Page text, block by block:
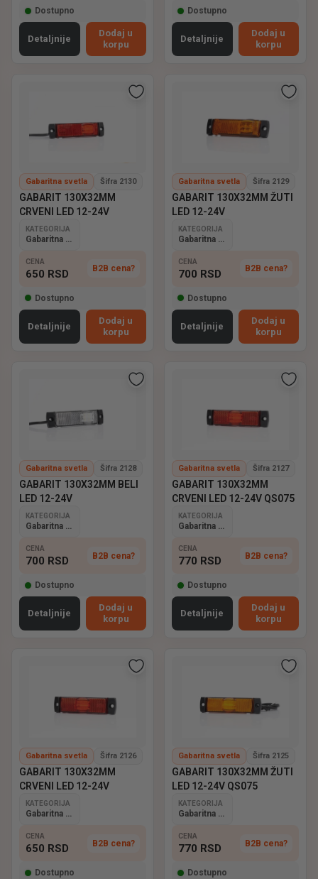
Dostupno
Detaljnije
Dodaj u
korpu
Dostupno
Detaljnije
Dodaj u
korpu
Gabaritna svetla Šifra 2130
GABARIT 130X32MM
CRVENI LED 12-24V
KATEGORIJA
Gabaritna svetla
CENA
650 RSD B2B cena?
Dostupno
Detaljnije
Dodaj u
korpu
Gabaritna svetla Šifra 2129
GABARIT 130X32MM ŽUTI
LED 12-24V
KATEGORIJA
Gabaritna svetla
CENA
700 RSD B2B cena?
Dostupno
Detaljnije
Dodaj u
korpu
Gabaritna svetla Šifra 2128
GABARIT 130X32MM BELI
LED 12-24V
KATEGORIJA
Gabaritna svetla
CENA
700 RSD B2B cena?
Dostupno
Detaljnije
Dodaj u
korpu
Gabaritna svetla Šifra 2127
GABARIT 130X32MM
CRVENI LED 12-24V QS075
KATEGORIJA
Gabaritna svetla
CENA
770 RSD B2B cena?
Dostupno
Detaljnije
Dodaj u
korpu
Gabaritna svetla Šifra 2126
GABARIT 130X32MM
CRVENI LED 12-24V
KATEGORIJA
Gabaritna svetla
CENA
650 RSD B2B cena?
Dostupno
Gabaritna svetla Šifra 2125
GABARIT 130X32MM ŽUTI
LED 12-24V QS075
KATEGORIJA
Gabaritna svetla
CENA
770 RSD B2B cena?
Dostupno